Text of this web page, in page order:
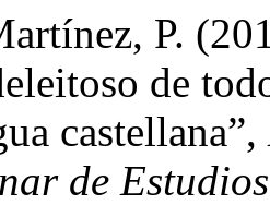
P.
de
castellana”,
de